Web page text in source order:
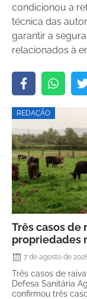
condicionou a
técnica das
garantir a
relacionados à
REDAÇÃO
Três casos de
propriedades
7 de agosto de
Três casos de
Defesa Sanitária
confirmou três